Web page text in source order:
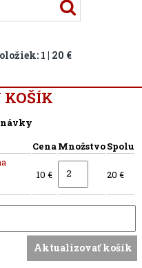
1 | 20 €
CenaMnožstvoSpolu
10 € 20 €